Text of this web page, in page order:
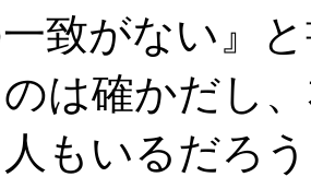
致がない』
は確かだし
もいるだろ